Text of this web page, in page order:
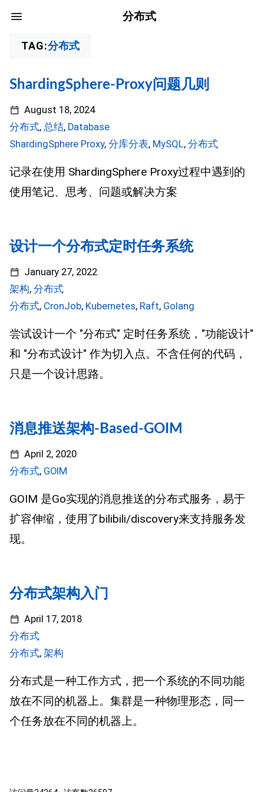
分布式
TAG:分布式
ShardingSphere-Proxy问题几则
August 18, 2024
分布式, 总结, Database
ShardingSphere Proxy, 分库分表, MySQL, 分布式
记录在使用 ShardingSphere Proxy过程中遇到的
使用笔记、思考、问题或解决方案
设计一个分布式定时任务系统
January 27, 2022
架构, 分布式
分布式, CronJob, Kubernetes, Raft, Golang
尝试设计一个 "分布式" 定时任务系统，"功能设计"
和 "分布式设计" 作为切入点。不含任何的代码，
只是一个设计思路。
消息推送架构-Based-GOIM
April 2, 2020
分布式, GOIM
GOIM 是Go实现的消息推送的分布式服务，易于
扩容伸缩，使用了bilibili/discovery来支持服务发
现。
分布式架构入门
April 17, 2018
分布式
分布式, 架构
分布式是一种工作方式，把一个系统的不同功能
放在不同的机器上。集群是一种物理形态，同一
个任务放在不同的机器上。